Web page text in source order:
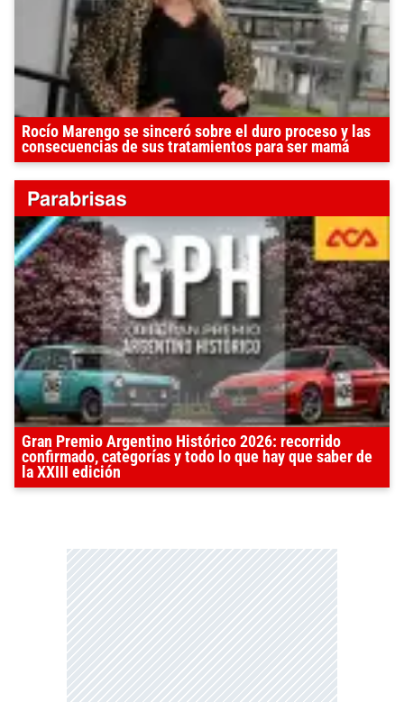
Rocío Marengo se sinceró sobre el duro proceso y las
consecuencias de sus tratamientos para ser mamá
Gran Premio Argentino Histórico 2026: recorrido
confirmado, categorías y todo lo que hay que saber de
la XXIII edición